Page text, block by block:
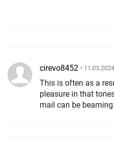
cirevo8452 •
This is often as a
pleasure in that
mail can be beaming.